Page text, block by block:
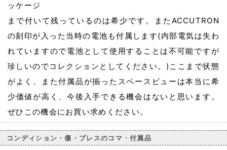
ッケージ
まで付いて残っているのは希少です。またACCUTRON
の刻印が入った当時の電池も付属します(内部電気は失わ
れていますので電池として使用することは不可能ですが
珍しいのでコレクションとしてください。)ここまで状態
がよく、また付属品が揃ったスペースビューは本当に希
少価値が高く、今後入手できる機会はないと思います。
ぜひこの機会にお買い求めください。
コンディション・傷・ブレスのコマ・付属品